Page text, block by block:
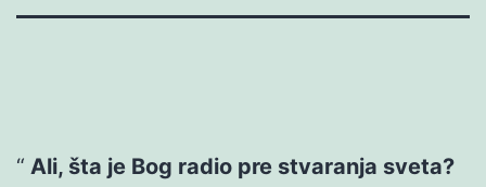
Ali, šta je Bog radio pre stvaranja sveta?